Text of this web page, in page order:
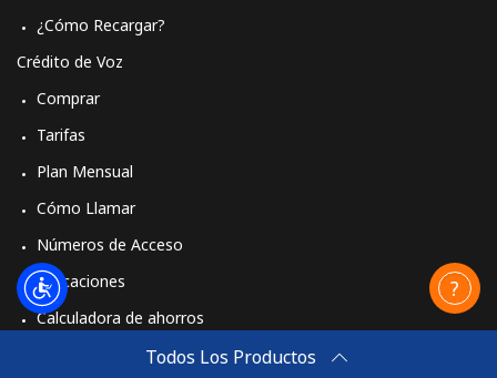
Todos Los Productos
¿Cómo Recargar?
Crédito de Voz
Comprar
Tarifas
Plan Mensual
Cómo Llamar
Números de Acceso
Aplicaciones
Calculadora de ahorros